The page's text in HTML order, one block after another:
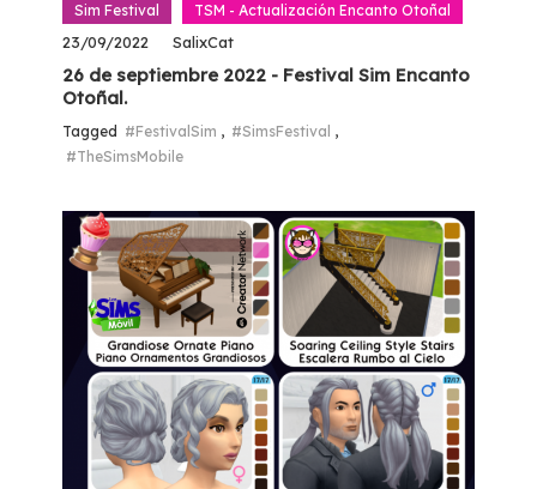
Sim Festival TSM - Actualización Encanto Otoñal
23/09/2022 SalixCat
26 de septiembre 2022 - Festival Sim Encanto
Otoñal.
Tagged #FestivalSim , #SimsFestival ,
#TheSimsMobile